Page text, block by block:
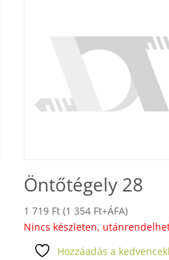
Öntőtégely 28
1 719 Ft (1 354 Ft+ÁFA)
Nincs készleten,
Hozzáadás a